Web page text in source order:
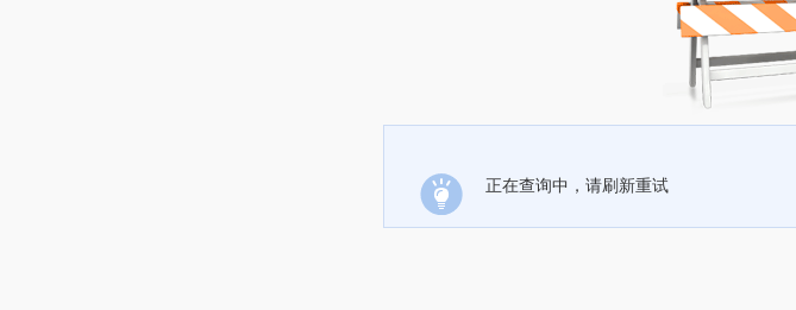
正在查询中，请刷新重试